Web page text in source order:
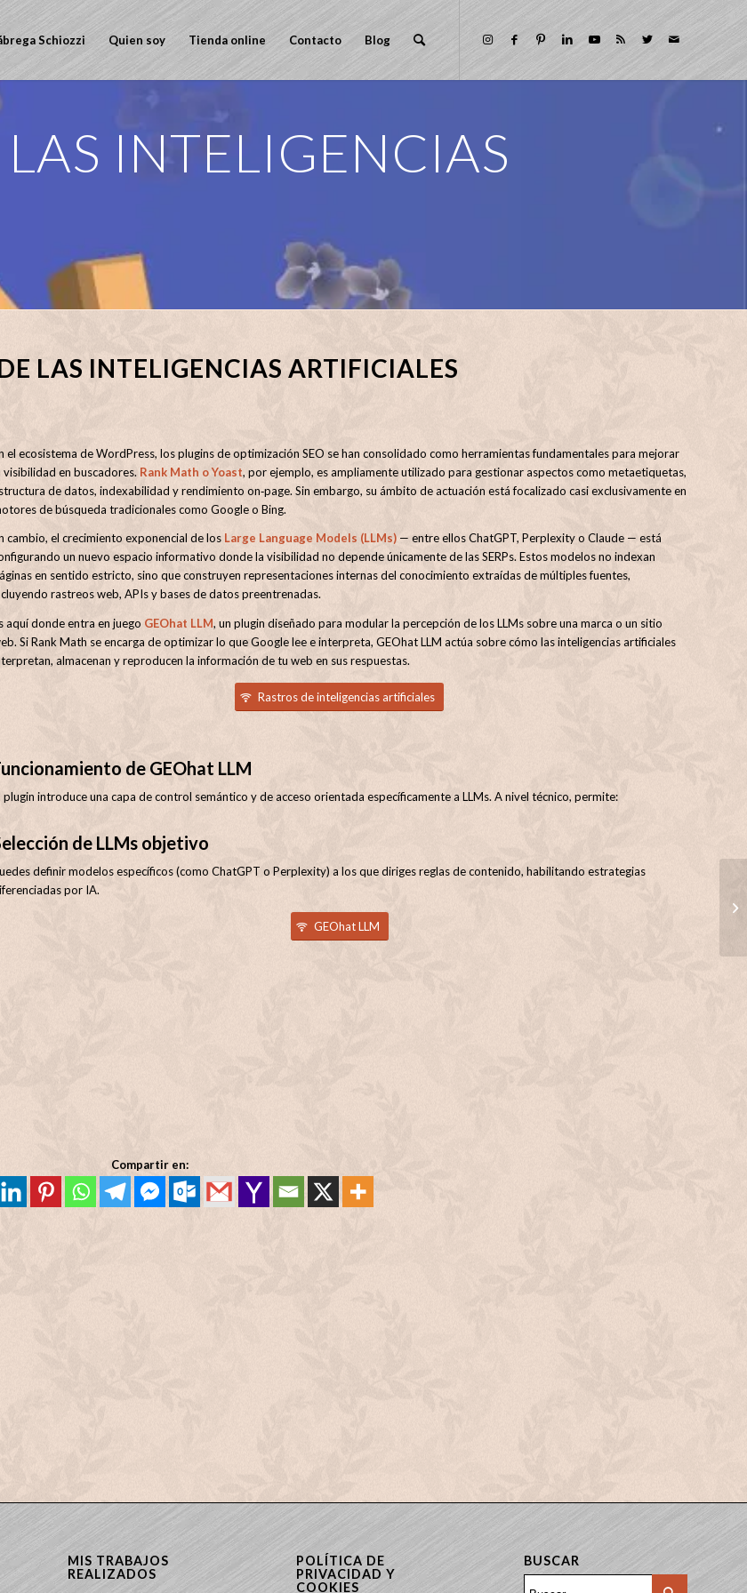
Schiozzi Quien soy Tienda online Contacto Blog
INTELIGENCIAS
LAS INTELIGENCIAS ARTIFICIALES
el ecosistema de WordPress, los plugins de optimización SEO se han consolidado como herramientas fundamentales para mejorar
visibilidad en buscadores. Rank Math o Yoast, por ejemplo, es ampliamente utilizado para gestionar aspectos como metaetiquetas,
de datos, indexabilidad y rendimiento on‑page. Sin embargo, su ámbito de actuación está focalizado casi exclusivamente en
de búsqueda tradicionales como Google o Bing.
cambio, el crecimiento exponencial de los Large Language Models (LLMs)— entre ellos ChatGPT, Perplexity o Claude — está
un nuevo espacio informativo donde la visibilidad no depende únicamente de las SERPs. Estos modelos no indexan
en sentido estricto, sino que construyen representaciones internas del conocimiento extraídas de múltiples fuentes,
rastreos web, APIs y bases de datos preentrenadas.
aquí donde entra en juego GEOhat LLM, un plugin diseñado para modular la percepción de los LLMs sobre una marca o un sitio
Si Rank Math se encarga de optimizar lo que Google lee e interpreta, GEOhat LLM actúa sobre cómo las inteligencias artificiales
almacenan y reproducen la información de tu web en sus respuestas.
Rastros de inteligencias artificiales
de GEOhat LLM
plugin introduce una capa de control semántico y de acceso orientada específicamente a LLMs. A nivel técnico, permite:
de LLMs objetivo
definir modelos específicos (como ChatGPT o Perplexity) a los que diriges reglas de contenido, habilitando estrategias
por IA.
GEOhat LLM
Compartir en:
MIS TRABAJOS
REALIZADOS
POLÍTICA DE
PRIVACIDAD Y
COOKIES
BUSCAR